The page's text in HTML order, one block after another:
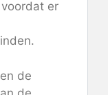
er
de